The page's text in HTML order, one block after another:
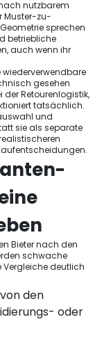
nutzbarem
Muster-zu-
sprechen
betriebliche
auch wenn ihr
wiederverwendbare
gesehen
der Retourenlogistik,
tatsächlich.
und
sie als separate
Bieter nach den
schwache
deutlich
den
oder